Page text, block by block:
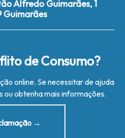
Alfredo Guimarães, 1
de Consumo?
online. Se necessitar de ajuda
obtenha mais informações.
→